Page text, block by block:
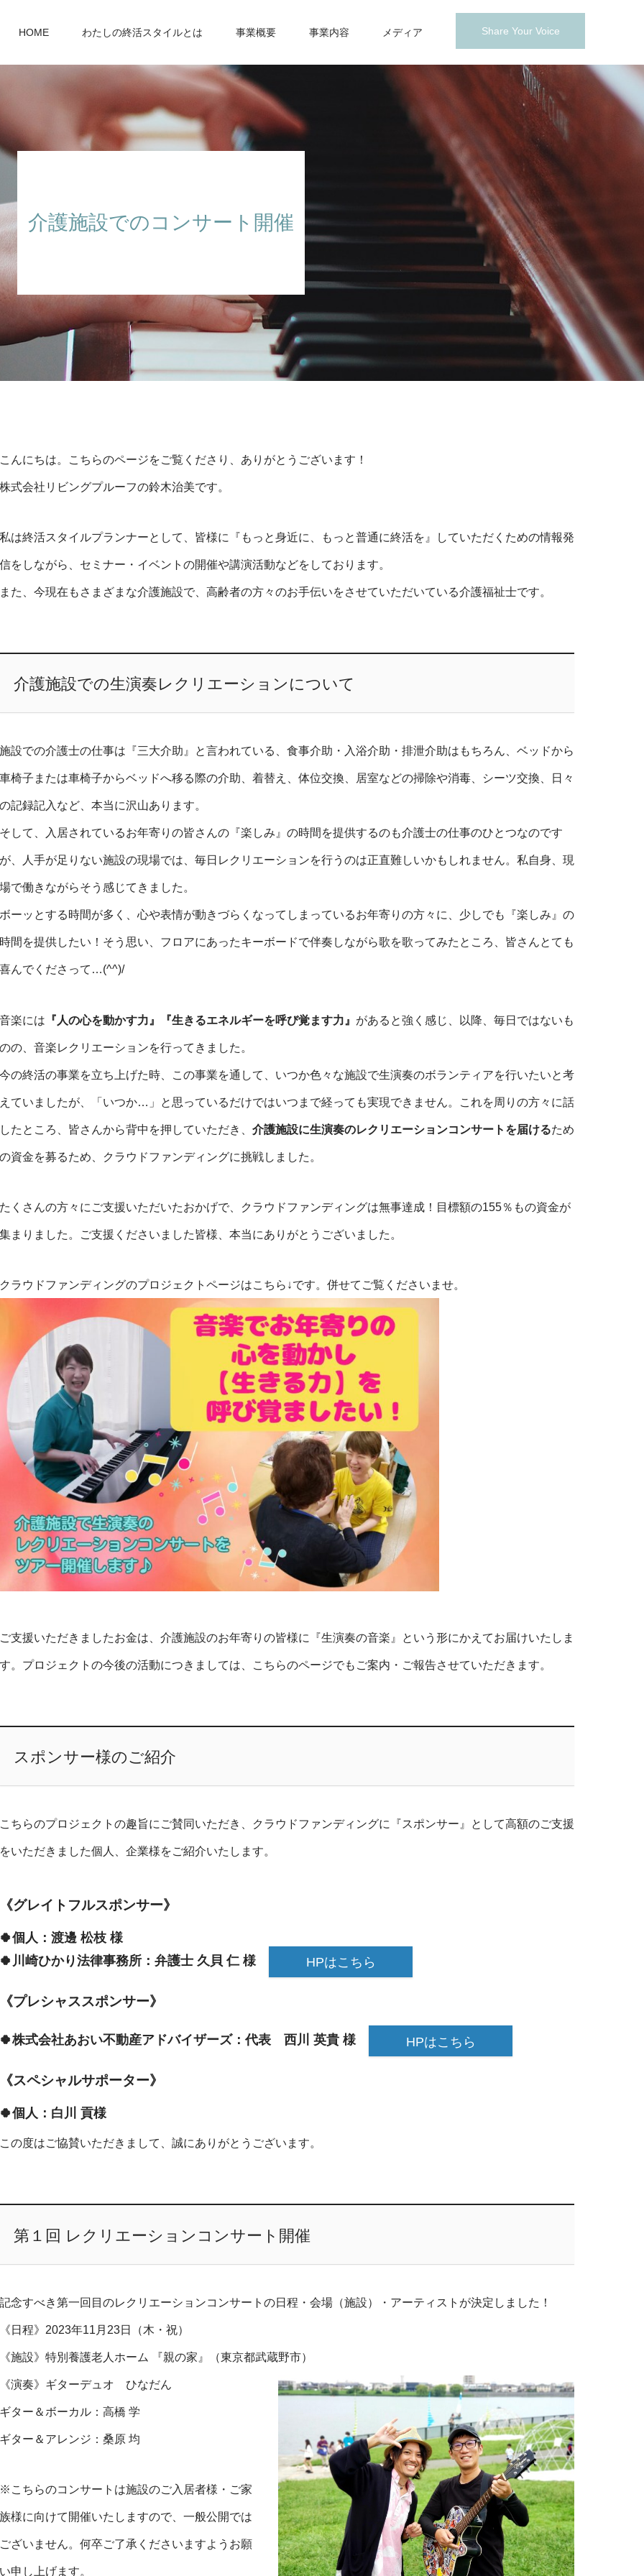
Share Your Voice
HOME わたしの終活スタイルとは 事業概要 事業内容 メディア
介護施設でのコンサート開催
こんにちは。こちらのページをご覧くださり、ありがとうございます！
株式会社リビングプルーフの鈴木治美です。
私は終活スタイルプランナーとして、皆様に『もっと身近に、もっと普通に終活を』していただくための情報発
信をしながら、セミナー・イベントの開催や講演活動などをしております。
また、今現在もさまざまな介護施設で、高齢者の方々のお手伝いをさせていただいている介護福祉士です。
介護施設での生演奏レクリエーションについて
施設での介護士の仕事は『三大介助』と言われている、食事介助・入浴介助・排泄介助はもちろん、ベッドから
車椅子または車椅子からベッドへ移る際の介助、着替え、体位交換、居室などの掃除や消毒、シーツ交換、日々
の記録記入など、本当に沢山あります。
そして、入居されているお年寄りの皆さんの『楽しみ』の時間を提供するのも介護士の仕事のひとつなのです
が、人手が足りない施設の現場では、毎日レクリエーションを行うのは正直難しいかもしれません。私自身、現
場で働きながらそう感じてきました。
ボーッとする時間が多く、心や表情が動きづらくなってしまっているお年寄りの方々に、少しでも『楽しみ』の
時間を提供したい！そう思い、フロアにあったキーボードで伴奏しながら歌を歌ってみたところ、皆さんとても
喜んでくださって…(^^)/
音楽には 『人の心を動かす力』『生きるエネルギーを呼び覚ます力』 があると強く感じ、以降、毎日ではないも
のの、音楽レクリエーションを行ってきました。
今の終活の事業を立ち上げた時、この事業を通して、いつか色々な施設で生演奏のボランティアを行いたいと考
えていましたが、「いつか…」と思っているだけではいつまで経っても実現できません。これを周りの方々に話
したところ、皆さんから背中を押していただき、 介護施設に生演奏のレクリエーションコンサートを届けるため
の資金を募るため、クラウドファンディングに挑戦しました。
たくさんの方々にご支援いただいたおかげで、クラウドファンディングは無事達成！目標額の155％もの資金が
集まりました。ご支援くださいました皆様、本当にありがとうございました。
クラウドファンディングのプロジェクトページはこちら↓です。併せてご覧くださいませ。
ご支援いただきましたお金は、介護施設のお年寄りの皆様に『生演奏の音楽』という形にかえてお届けいたしま
す。プロジェクトの今後の活動につきましては、こちらのページでもご案内・ご報告させていただきます。
スポンサー様のご紹介
こちらのプロジェクトの趣旨にご賛同いただき、クラウドファンディングに『スポンサー』として高額のご支援
をいただきました個人、企業様をご紹介いたします。
《グレイトフルスポンサー》
🍀個人：渡邊 松枝 様
🍀川崎ひかり法律事務所：弁護士 久貝 仁 様
HPはこちら
《プレシャススポンサー》
🍀株式会社あおい不動産アドバイザーズ：代表 西川 英貴 様 HPはこちら
《スペシャルサポーター》
🍀個人：白川 貢様
この度はご協賛いただきまして、誠にありがとうございます。
第１回 レクリエーションコンサート開催
記念すべき第一回目のレクリエーションコンサートの日程・会場（施設）・アーティストが決定しました！
《日程》2023年11月23日（木・祝）
《施設》特別養護老人ホーム 『親の家』（東京都武蔵野市）
《演奏》ギターデュオ ひなだん
ギター＆ボーカル：高橋 学
ギター＆アレンジ：桑原 均
※こちらのコンサートは施設のご入居者様・ご家
族様に向けて開催いたしますので、一般公開では
ございません。何卒ご了承くださいますようお願
い申し上げます。